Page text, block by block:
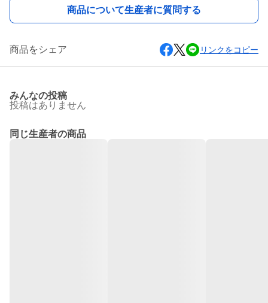
商品について生産者に質問する
商品をシェア リンクをコピー
みんなの投稿
投稿はありません
同じ生産者の商品